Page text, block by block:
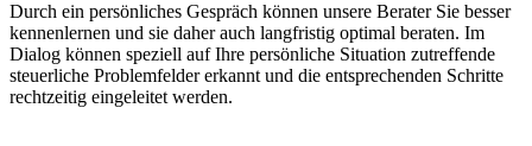
Durch ein persönliches Gespräch können unsere Berater Sie besser
kennenlernen und sie daher auch langfristig optimal beraten. Im
Dialog können speziell auf Ihre persönliche Situation zutreffende
steuerliche Problemfelder erkannt und die entsprechenden Schritte
rechtzeitig eingeleitet werden.